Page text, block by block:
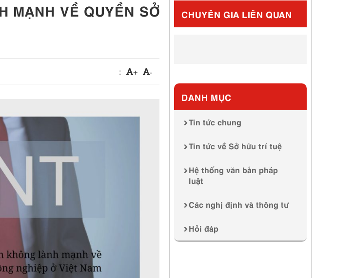
MẠNH VỀ QUYỀN SỞ
: + -
CHUYÊN GIA LIÊN QUAN
DANH MỤC
Tin tức chung
Tin tức về Sở hữu trí tuệ
Hệ thống văn bản pháp
luật
Các nghị định và thông tư
Hỏi đáp